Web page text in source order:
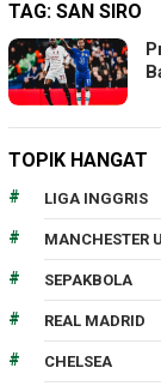
TAG: SAN SIRO
TOPIK HANGAT
LIGA INGGRIS
MANCHESTER
SEPAKBOLA
REAL MADRID
CHELSEA